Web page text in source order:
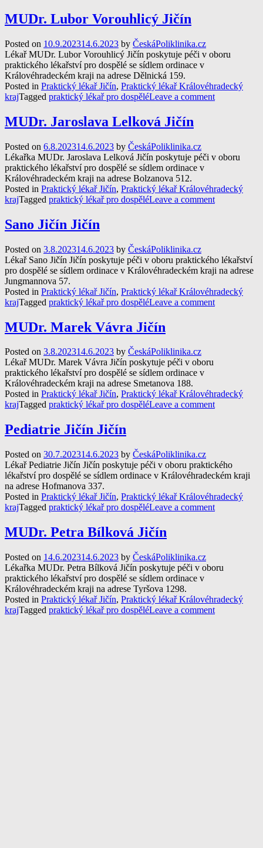
MUDr. Lubor Vorouhlicý Jičín
Posted on 10.9.202314.6.2023 by ČeskáPoliklinika.cz
Lékař MUDr. Lubor Vorouhlicý Jičín poskytuje péči v oboru
praktického lékařství pro dospělé se sídlem ordinace v
Královéhradeckém kraji na adrese Dělnická 159.
Posted in Praktický lékař Jičín, Praktický lékař Královéhradecký
krajTagged praktický lékař pro dospěléLeave a comment
MUDr. Jaroslava Lelková Jičín
Posted on 6.8.202314.6.2023 by ČeskáPoliklinika.cz
Lékařka MUDr. Jaroslava Lelková Jičín poskytuje péči v oboru
praktického lékařství pro dospělé se sídlem ordinace v
Královéhradeckém kraji na adrese Bolzanova 512.
Posted in Praktický lékař Jičín, Praktický lékař Královéhradecký
krajTagged praktický lékař pro dospěléLeave a comment
Sano Jičín Jičín
Posted on 3.8.202314.6.2023 by ČeskáPoliklinika.cz
Lékař Sano Jičín Jičín poskytuje péči v oboru praktického lékařství
pro dospělé se sídlem ordinace v Královéhradeckém kraji na adrese
Jungmannova 57.
Posted in Praktický lékař Jičín, Praktický lékař Královéhradecký
krajTagged praktický lékař pro dospěléLeave a comment
MUDr. Marek Vávra Jičín
Posted on 3.8.202314.6.2023 by ČeskáPoliklinika.cz
Lékař MUDr. Marek Vávra Jičín poskytuje péči v oboru
praktického lékařství pro dospělé se sídlem ordinace v
Královéhradeckém kraji na adrese Smetanova 188.
Posted in Praktický lékař Jičín, Praktický lékař Královéhradecký
krajTagged praktický lékař pro dospěléLeave a comment
Pediatrie Jičín Jičín
Posted on 30.7.202314.6.2023 by ČeskáPoliklinika.cz
Lékař Pediatrie Jičín Jičín poskytuje péči v oboru praktického
lékařství pro dospělé se sídlem ordinace v Královéhradeckém kraji
na adrese Hofmanova 337.
Posted in Praktický lékař Jičín, Praktický lékař Královéhradecký
krajTagged praktický lékař pro dospěléLeave a comment
MUDr. Petra Bílková Jičín
Posted on 14.6.202314.6.2023 by ČeskáPoliklinika.cz
Lékařka MUDr. Petra Bílková Jičín poskytuje péči v oboru
praktického lékařství pro dospělé se sídlem ordinace v
Královéhradeckém kraji na adrese Tyršova 1298.
Posted in Praktický lékař Jičín, Praktický lékař Královéhradecký
krajTagged praktický lékař pro dospěléLeave a comment